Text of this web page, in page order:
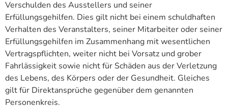
Verschulden des Ausstellers und seiner
Erfüllungsgehilfen. Dies gilt nicht bei einem schuldhaften
Verhalten des Veranstalters, seiner Mitarbeiter oder seiner
Erfüllungsgehilfen im Zusammenhang mit wesentlichen
Vertragspflichten, weiter nicht bei Vorsatz und grober
Fahrlässigkeit sowie nicht für Schäden aus der Verletzung
des Lebens, des Körpers oder der Gesundheit. Gleiches
gilt für Direktansprüche gegenüber dem genannten
Personenkreis.